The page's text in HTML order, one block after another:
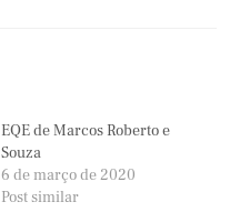
EQE de Marcos Roberto e
Souza
6 de março de 2020
Post similar